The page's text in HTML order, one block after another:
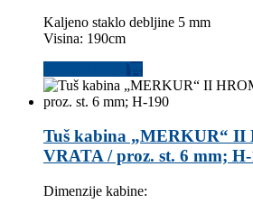
Kaljeno staklo debljine 5 mm
Visina: 190cm
Tuš kabina „MERKUR“
VRATA / proz. st. 6 mm; H-
Dimenzije kabine: